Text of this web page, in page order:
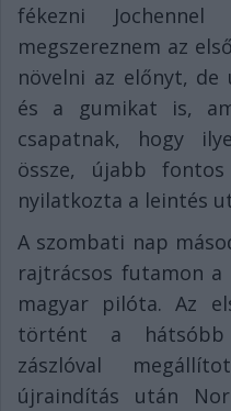
fékezni
megszereznem az
növelni az előnyt,
és a gumikat is,
csapatnak, hogy
össze, újabb
nyilatkozta a leintés
A szombati nap
rajtrácsos futamon
magyar pilóta. Az
történt a
zászlóval
újraindítás után